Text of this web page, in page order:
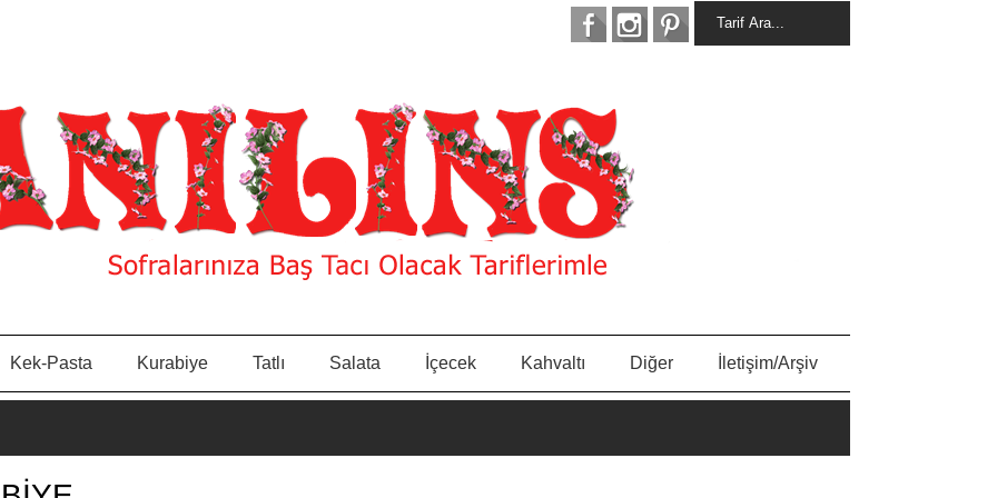
Kek-Pasta Kurabiye Tatlı Salata İçecek Kahvaltı Diğer İletişim/Arşiv